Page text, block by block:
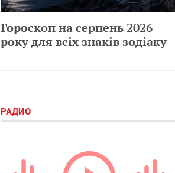
Гороскоп на серпень 2026
року для всіх знаків зодіаку
РАДИО